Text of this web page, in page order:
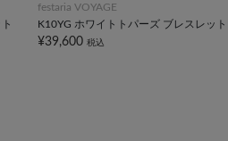
festaria VOYAGE
K10YG ホワイトトパーズ ブレスレット
¥39,600 税込